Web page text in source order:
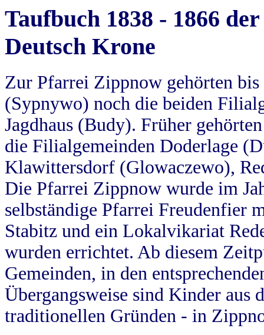
Taufbuch 1838 - 1866
Deutsch Krone
Zur Pfarrei Zippnow gehörten
(Sypnywo) noch die beiden
Jagdhaus (Budy). Früher
die Filialgemeinden Doderlage
Klawittersdorf (Glowaczewo),
Die Pfarrei Zippnow wurde im
selbständige Pfarrei Freudenfier
Stabitz und ein Lokalvikariat
wurden errichtet. Ab diesem
Gemeinden, in den
Übergangsweise sind Kinder aus
traditionellen Gründen - in